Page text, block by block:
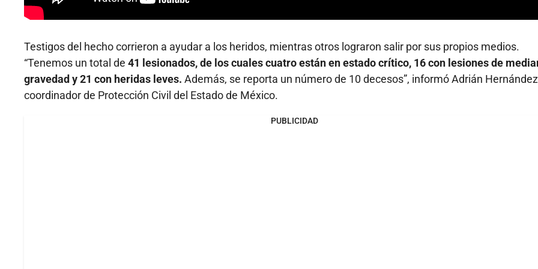
Testigos del hecho corrieron a ayudar a los heridos, mientras otros lograron salir por sus propios medios.
“Tenemos un total de 41 lesionados, de los cuales cuatro están en estado crítico, 16 con lesiones de
gravedad y 21 con heridas leves. Además, se reporta un número de 10 decesos”, informó Adrián
coordinador de Protección Civil del Estado de México.
PUBLICIDAD